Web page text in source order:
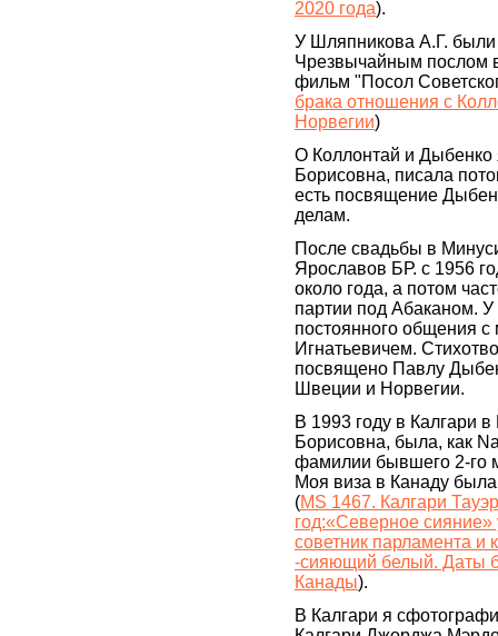
2020 года).
У Шляпникова А.Г. были
Чрезвычайным послом
фильм "Посол
брака отношения с
Норвегии)
О Коллонтай и
Борисовна, писала
есть посвящение
делам.
После свадьбы в
Ярославов БР. с 1956
около года, а потом
партии под Абаканом.
постоянного общения
Игнатьевичем.
посвящено Павлу
Швеции и Норвегии.
В 1993 году в Калгари
Борисовна, была, как
фамилии бывшего 2-го
Моя виза в Канаду была
(MS 1467. Калгари
год:«Северное сияние»
советник парламента и
-сияющий белый. Даты
Канады).
В Калгари я